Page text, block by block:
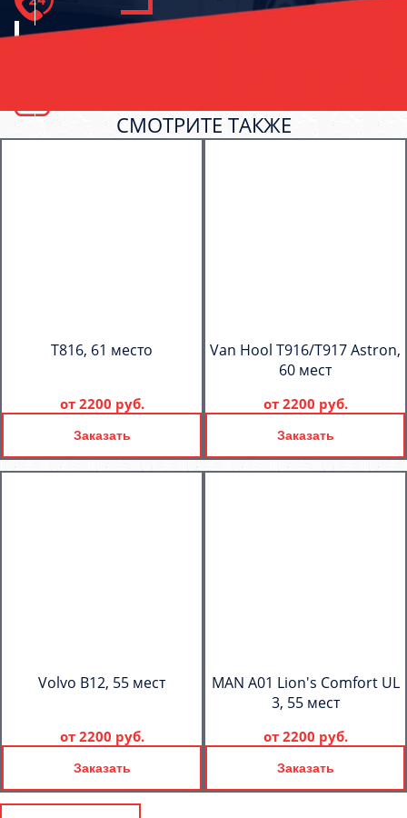
СМОТРИТЕ ТАКЖЕ
T816, 61 место
от 2200 руб.
Заказать
Van Hool T916/T917 Astron,
60 мест
от 2200 руб.
Заказать
Volvo B12, 55 мест
от 2200 руб.
Заказать
MAN A01 Lion's Comfort UL
3, 55 мест
от 2200 руб.
Заказать